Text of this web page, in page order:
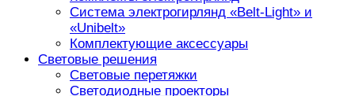
Система электрогирлянд «Belt-Light» и
«Unibelt»
Комплектующие аксессуары
Световые решения
Световые перетяжки
Светодиодные проекторы